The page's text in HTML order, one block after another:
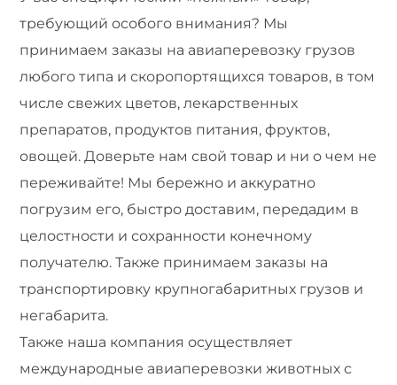
требующий особого внимания? Мы
принимаем заказы на авиаперевозку грузов
любого типа и скоропортящихся товаров, в том
числе свежих цветов, лекарственных
препаратов, продуктов питания, фруктов,
овощей. Доверьте нам свой товар и ни о чем не
переживайте! Мы бережно и аккуратно
погрузим его, быстро доставим, передадим в
целостности и сохранности конечному
получателю. Также принимаем заказы на
транспортировку крупногабаритных грузов и
негабарита.
Также наша компания осуществляет
международные авиаперевозки животных с